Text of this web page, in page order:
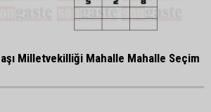
Milletvekilliği Mahalle Mahalle Seçim